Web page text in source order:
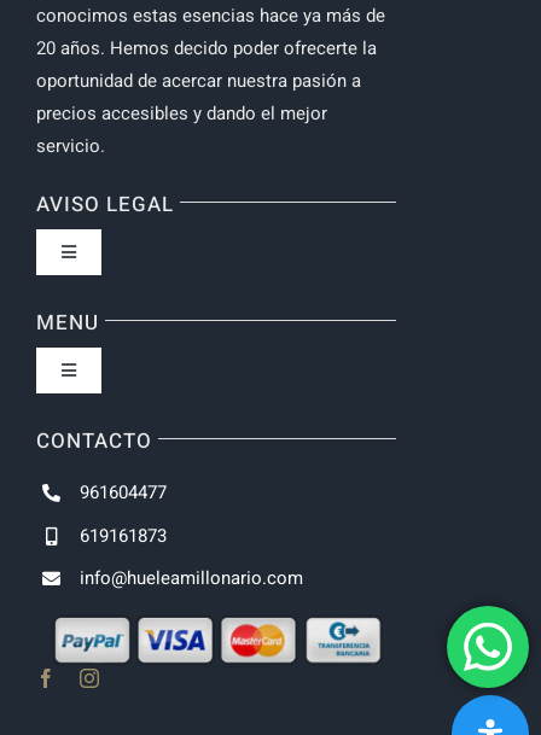
conocimos estas esencias hace ya más de
20 años. Hemos decido poder ofrecerte la
oportunidad de acercar nuestra pasión a
precios accesibles y dando el mejor
servicio.
AVISO LEGAL
Toggle
Política de privacidad
MENU
Toggle
Inicio
UNISEX
HOMBRE
CONTACTO
961604477
619161873
info@hueleamillonario.com